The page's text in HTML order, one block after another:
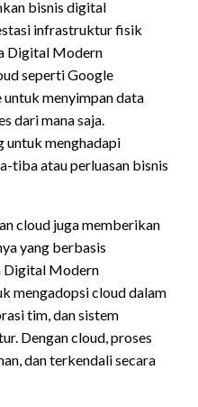
bisnis digital
infrastruktur fisik
Digital Modern
seperti Google
untuk menyimpan data
dari mana saja.
untuk menghadapi
tiba atau perluasan bisnis
cloud juga memberikan
yang berbasis
Digital Modern
mengadopsi cloud dalam
tim, dan sistem
Dengan cloud, proses
dan terkendali secara